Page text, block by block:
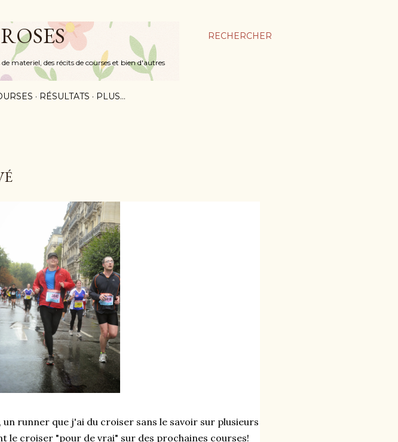
RECHERCHER
materiel, des récits de courses et bien d'autres
RÉSULTATS PLUS…
runner que j'ai du croiser sans le savoir sur plusieurs
le croiser "pour de vrai" sur des prochaines courses!